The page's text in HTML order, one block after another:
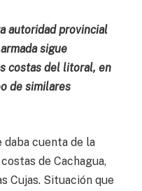
autoridad provincial
sigue
costas del litoral, en
de similares
daba cuenta de la
de Cachagua,
Cujas. Situación que